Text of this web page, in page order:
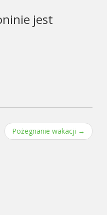
jest
Pożegnanie wakacji →